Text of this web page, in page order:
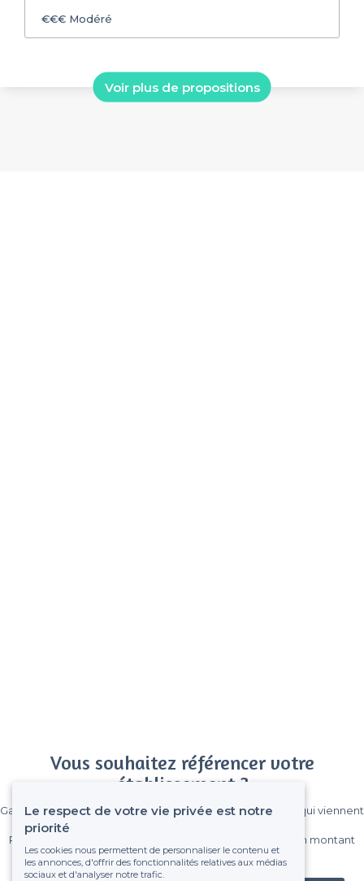
€€€ Modéré
Voir plus de propositions
Vous souhaitez référencer votre
établissement ?
Gagnez de nombreux clients parmi le million de visiteurs qui viennent
Pas de commissions et sans engagement, vous payez un montant
fixe sans risque de voir déraper la facture.
Le respect de votre vie privée est notre
priorité
Les cookies nous permettent de personnaliser le contenu et
les annonces, d'offrir des fonctionnalités relatives aux médias
sociaux et d'analyser notre trafic.